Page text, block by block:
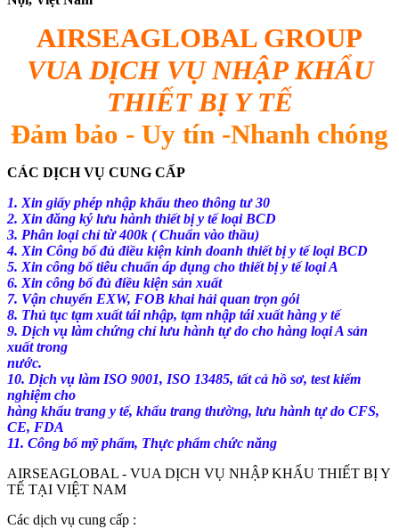
AIRSEAGLOBAL GROUP
VUA DỊCH VỤ NHẬP KHẨU
THIẾT BỊ Y TẾ
Đảm bảo - Uy tín -Nhanh chóng
CÁC DỊCH VỤ CUNG CẤP
1. Xin giấy phép nhập khẩu theo thông tư 30
2. Xin đăng ký lưu hành thiết bị y tế loại BCD
3. Phân loại chỉ từ 400k ( Chuẩn vào thầu)
4. Xin Công bố đủ điều kiện kinh doanh thiết bị y tế loại BCD
5. Xin công bố tiêu chuẩn áp dụng cho thiết bị y tế loại A
6. Xin công bố đủ điều kiện sản xuất
7. Vận chuyển EXW, FOB khai hải quan trọn gói
8. Thủ tục tạm xuất tái nhập, tạm nhập tái xuất hàng y tế
9. Dịch vụ làm chứng chỉ lưu hành tự do cho hàng loại A sản
xuất trong
nước.
10. Dịch vụ làm ISO 9001, ISO 13485, tất cả hồ sơ, test kiểm
nghiệm cho
hàng khẩu trang y tế, khẩu trang thường, lưu hành tự do CFS,
CE, FDA
11. Công bố mỹ phẩm, Thực phẩm chức năng
AIRSEAGLOBAL - VUA DỊCH VỤ NHẬP KHẨU THIẾT BỊ Y
TẾ TẠI VIỆT NAM
Các dịch vụ cung cấp :